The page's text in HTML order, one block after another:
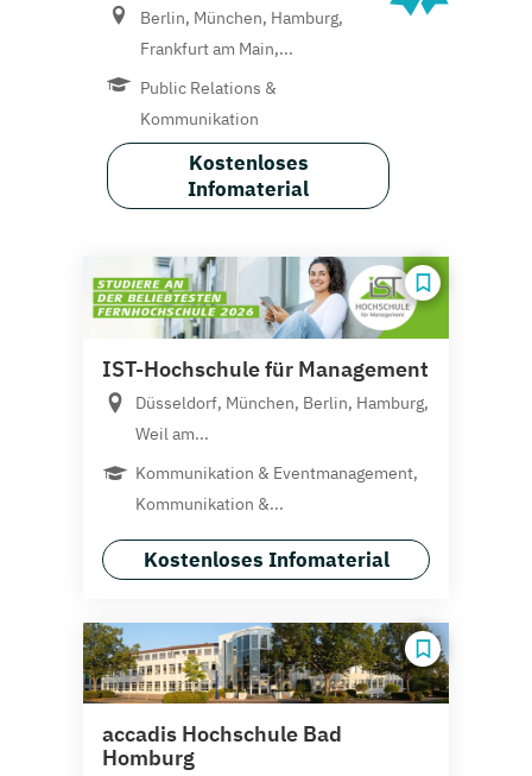
Berlin, München, Hamburg,
Frankfurt am Main,...
Public Relations &
Kommunikation
Kostenloses
Infomaterial
IST-Hochschule für Management
Düsseldorf, München, Berlin, Hamburg,
Weil am...
Kommunikation & Eventmanagement,
Kommunikation &...
Kostenloses Infomaterial
accadis Hochschule Bad
Homburg